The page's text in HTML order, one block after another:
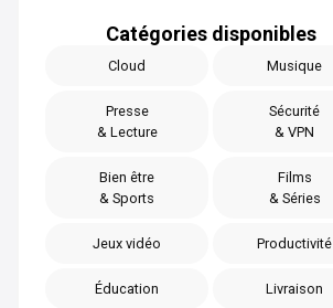
Catégories disponibles
Cloud Musique
Presse
& Lecture
Sécurité
& VPN
Bien être
& Sports
Films
& Séries
Jeux vidéo Productivité
Éducation Livraison